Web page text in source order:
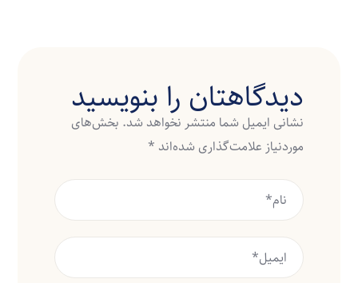
دیدگاهتان را بنویسید
نشانی ایمیل شما منتشر نخواهد شد. بخش‌های
موردنیاز علامت‌گذاری شده‌اند *